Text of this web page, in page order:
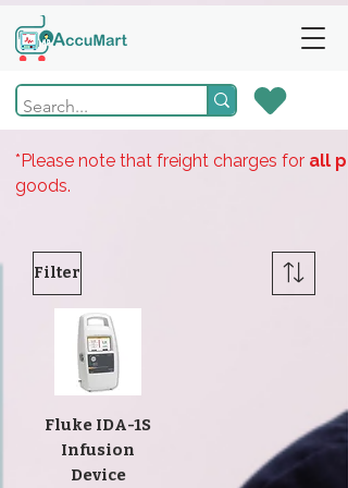
*Please note that freight charges for all
goods.
Filter
Fluke IDA-1S
Infusion
Device